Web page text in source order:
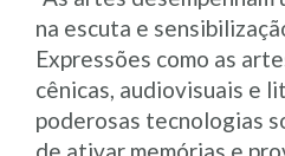
na escuta e
Expressões como as
cênicas, audiovisuais e
poderosas tecnologias